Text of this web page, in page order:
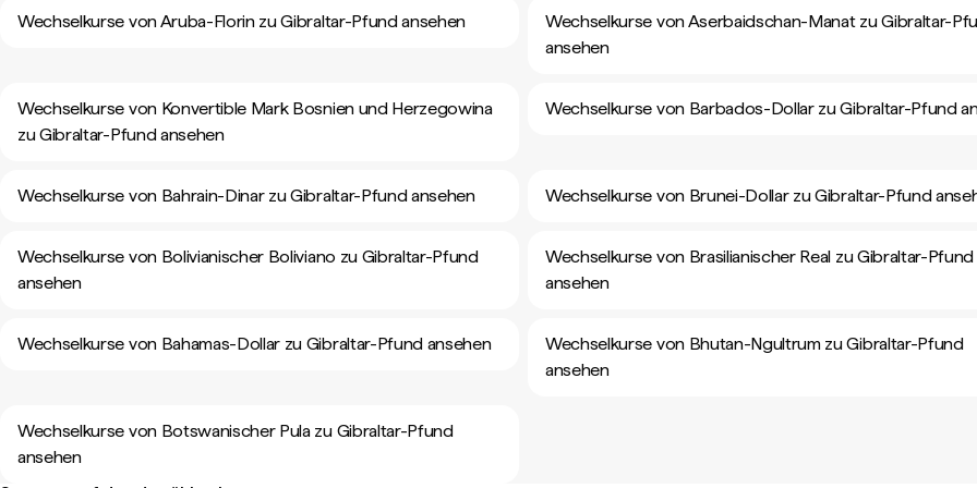
Wechselkurse von Aruba-Florin zu Gibraltar-Pfund ansehen
Wechselkurse von Aserbaidschan-Manat zu Gibraltar-
ansehen
Wechselkurse von Konvertible Mark Bosnien und Herzegowina
zu Gibraltar-Pfund ansehen
Wechselkurse von Barbados-Dollar zu Gibraltar-Pfund
Wechselkurse von Bahrain-Dinar zu Gibraltar-Pfund ansehen Wechselkurse von Brunei-Dollar zu Gibraltar-Pfund
Wechselkurse von Bolivianischer Boliviano zu Gibraltar-Pfund
ansehen
Wechselkurse von Brasilianischer Real zu Gibraltar-Pfund
ansehen
Wechselkurse von Bahamas-Dollar zu Gibraltar-Pfund ansehen
Wechselkurse von Bhutan-Ngultrum zu Gibraltar-Pfund
ansehen
Wechselkurse von Botswanischer Pula zu Gibraltar-Pfund
ansehen